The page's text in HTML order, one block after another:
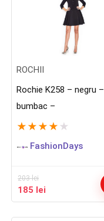
ROCHII
Rochie K258 – negru –
bumbac –
★ ★ ★ ★ ★
FashionDays
203lei
Prețul
inițial
185 lei
curent